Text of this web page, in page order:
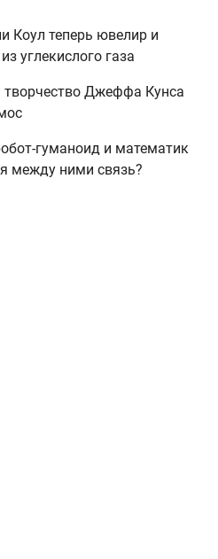
Коул теперь ювелир и
углекислого газа
Джеффа Кунса
гуманоид и математик
между ними связь?